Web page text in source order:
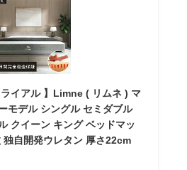
イアル 】Limne ( リムネ ) マ
モデル シングル セミダブル
クイーン キング ベッドマッ
独自開発ウレタン 厚さ22cm